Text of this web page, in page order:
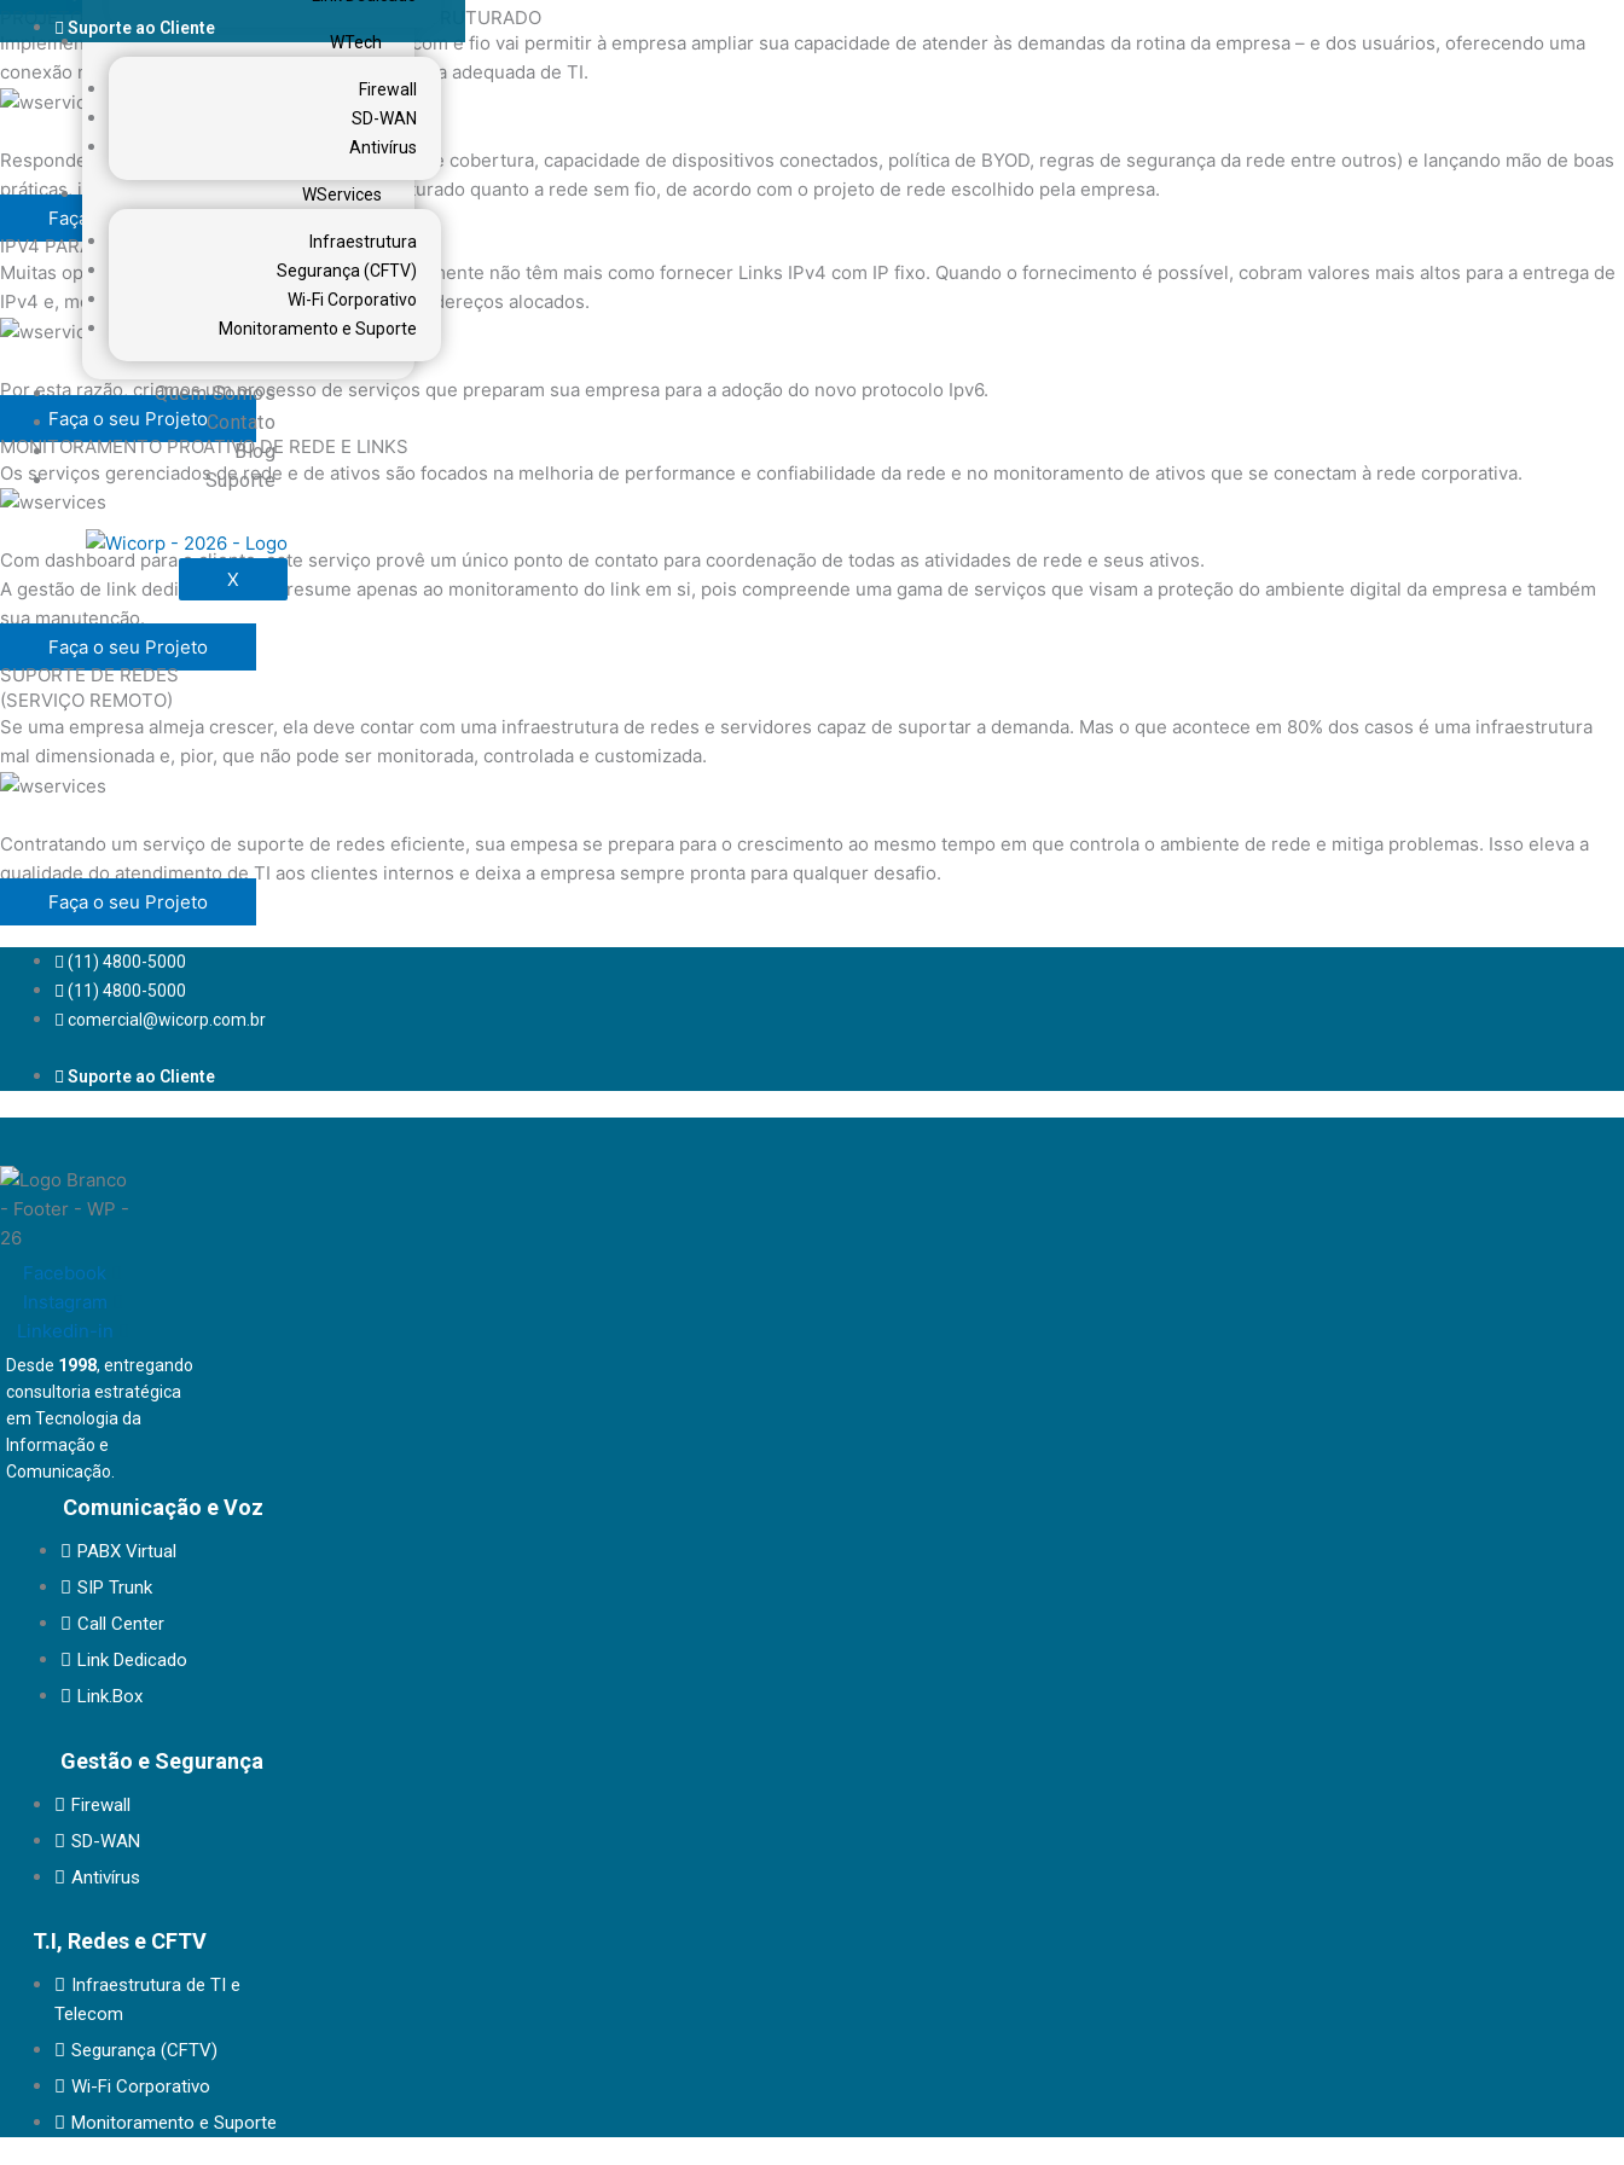
WTech
Firewall
SD-WAN
Antivírus
WServices
Infraestrutura
Segurança (CFTV)
Wi-Fi Corporativo
Monitoramento e Suporte
Quem Somos
Contato
Blog
Suporte
X
Suporte ao Cliente
PROJETOS DE REDE SEM FIO E CABEAMENTO ESTRUTURADO
Implementar um projeto estruturado para redes com e fio vai permitir à empresa ampliar sua capacidade de atender às demandas da rotina da empresa – e dos usuários, oferecendo uma
conexão mais eficiente e estável, com infraestrutura adequada de TI.
Respondemos a questões de planejamento (área de cobertura, capacidade de dispositivos conectados, política de BYOD, regras de segurança da rede entre outros) e lançando mão de boas
práticas, implantamos tanto o cabeamento estruturado quanto a rede sem fio, de acordo com o projeto de rede escolhido pela empresa.
Faça o seu Projeto
IPV4 PARA IPV6
Muitas operadoras brasileiras de Telecom simplesmente não têm mais como fornecer Links IPv4 com IP fixo. Quando o fornecimento é possível, cobram valores mais altos para a entrega de
IPv4 e, mesmo assim, com muitas restrições de endereços alocados.
Por esta razão, criamos um processo de serviços que preparam sua empresa para a adoção do novo protocolo Ipv6.
Faça o seu Projeto
MONITORAMENTO PROATIVO DE REDE E LINKS
Os serviços gerenciados de rede e de ativos são focados na melhoria de performance e confiabilidade da rede e no monitoramento de ativos que se conectam à rede corporativa.
Com dashboard para o cliente, este serviço provê um único ponto de contato para coordenação de todas as atividades de rede e seus ativos.
A gestão de link dedicado não se resume apenas ao monitoramento do link em si, pois compreende uma gama de serviços que visam a proteção do ambiente digital da empresa e também
sua manutenção.
Faça o seu Projeto
SUPORTE DE REDES
(SERVIÇO REMOTO)
Se uma empresa almeja crescer, ela deve contar com uma infraestrutura de redes e servidores capaz de suportar a demanda. Mas o que acontece em 80% dos casos é uma infraestrutura
mal dimensionada e, pior, que não pode ser monitorada, controlada e customizada.
Contratando um serviço de suporte de redes eficiente, sua empesa se prepara para o crescimento ao mesmo tempo em que controla o ambiente de rede e mitiga problemas. Isso eleva a
qualidade do atendimento de TI aos clientes internos e deixa a empresa sempre pronta para qualquer desafio.
Faça o seu Projeto
(11) 4800-5000
(11) 4800-5000
comercial@wicorp.com.br
Suporte ao Cliente
Facebook
Instagram
Linkedin-in
Desde 1998, entregando
consultoria estratégica
em Tecnologia da
Informação e
Comunicação.
Comunicação e Voz
PABX Virtual
SIP Trunk
Call Center
Link Dedicado
Link.Box
Gestão e Segurança
Firewall
SD-WAN
Antivírus
T.I, Redes e CFTV
Infraestrutura de TI e
Telecom
Segurança (CFTV)
Wi-Fi Corporativo
Monitoramento e Suporte